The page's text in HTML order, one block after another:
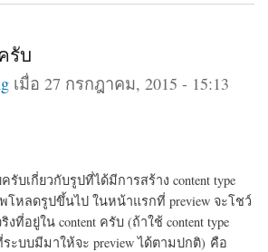
รับ
เมื่อ 27 กรกฎาคม, 2015 - 15:13
บเกี่ยวกับรูปที่ได้มีการสร้าง content type
หลดรูปขึ้นไป ในหน้าแรกที่ preview จะโชว์
งที่อยู่ใน content ครับ (ถ้าใช้ content type
ะบบมีมาให้จะ preview ได้ตามปกติ) คือ